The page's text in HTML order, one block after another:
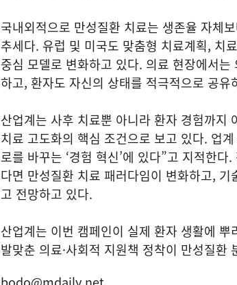
국내외적으로 만성질환 치료는 생존율 자체
추세다. 유럽 및 미국도 맞춤형 치료계획, 치
중심 모델로 변화하고 있다. 의료 현장에서
하고, 환자도 자신의 상태를 적극적으로 공유
산업계는 사후 치료뿐 아니라 환자 경험까지
치료 고도화의 핵심 조건으로 보고 있다. 업
로를 바꾸는 ‘경험 혁신’에 있다”고 지적한
다면 만성질환 치료 패러다임이 변화하고,
고 전망하고 있다.
산업계는 이번 캠페인이 실제 환자 생활에
발맞춘 의료·사회적 지원책 정착이 만성질